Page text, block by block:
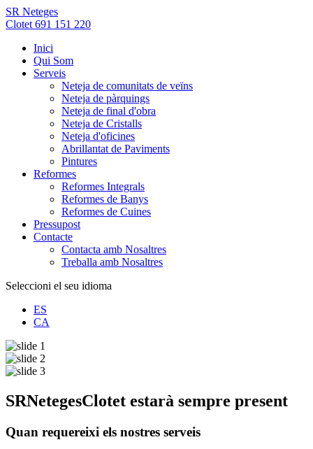
SR Neteges
Clotet 691 151 220
Inici
Qui Som
Serveis
Neteja de comunitats de veïns
Neteja de pàrquings
Neteja de final d'obra
Neteja de Cristalls
Neteja d'oficines
Abrillantat de Paviments
Pintures
Reformes
Reformes Integrals
Reformes de Banys
Reformes de Cuines
Pressupost
Contacte
Contacta amb Nosaltres
Treballa amb Nosaltres
Seleccioni el seu idioma
ES
CA
SRNetegesClotet estarà sempre present
Quan requereixi els nostres serveis